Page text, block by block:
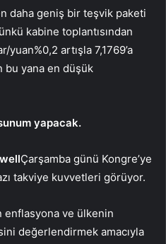
daha geniş bir teşvik paketi
kabine toplantısından
yuan%0,2 artışla 7,1769’a
bu yana en düşük
yapacak.
Çarşamba günü Kongre’ye
takviye kuvvetleri görüyor.
enflasyona ve ülkenin
değerlendirmek amacıyla